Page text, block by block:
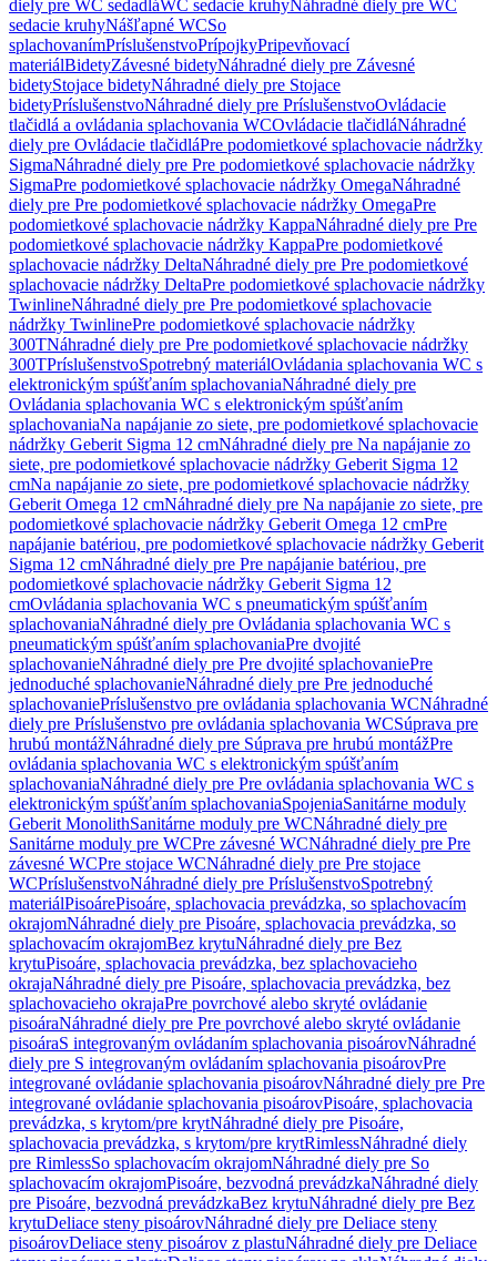
diely pre WC sedadláWC sedacie kruhyNáhradné diely pre WC
sedacie kruhyNášľapné WCSo
splachovanímPríslušenstvoPrípojkyPripevňovací
materiálBidetyZávesné bidetyNáhradné diely pre Závesné
bidetyStojace bidetyNáhradné diely pre Stojace
bidetyPríslušenstvoNáhradné diely pre PríslušenstvoOvládacie
tlačidlá a ovládania splachovania WCOvládacie tlačidláNáhradné
diely pre Ovládacie tlačidláPre podomietkové splachovacie nádržky
SigmaNáhradné diely pre Pre podomietkové splachovacie nádržky
SigmaPre podomietkové splachovacie nádržky OmegaNáhradné
diely pre Pre podomietkové splachovacie nádržky OmegaPre
podomietkové splachovacie nádržky KappaNáhradné diely pre Pre
podomietkové splachovacie nádržky KappaPre podomietkové
splachovacie nádržky DeltaNáhradné diely pre Pre podomietkové
splachovacie nádržky DeltaPre podomietkové splachovacie nádržky
TwinlineNáhradné diely pre Pre podomietkové splachovacie
nádržky TwinlinePre podomietkové splachovacie nádržky
300TNáhradné diely pre Pre podomietkové splachovacie nádržky
300TPríslušenstvoSpotrebný materiálOvládania splachovania WC s
elektronickým spúšťaním splachovaniaNáhradné diely pre
Ovládania splachovania WC s elektronickým spúšťaním
splachovaniaNa napájanie zo siete, pre podomietkové splachovacie
nádržky Geberit Sigma 12 cmNáhradné diely pre Na napájanie zo
siete, pre podomietkové splachovacie nádržky Geberit Sigma 12
cmNa napájanie zo siete, pre podomietkové splachovacie nádržky
Geberit Omega 12 cmNáhradné diely pre Na napájanie zo siete, pre
podomietkové splachovacie nádržky Geberit Omega 12 cmPre
napájanie batériou, pre podomietkové splachovacie nádržky Geberit
Sigma 12 cmNáhradné diely pre Pre napájanie batériou, pre
podomietkové splachovacie nádržky Geberit Sigma 12
cmOvládania splachovania WC s pneumatickým spúšťaním
splachovaniaNáhradné diely pre Ovládania splachovania WC s
pneumatickým spúšťaním splachovaniaPre dvojité
splachovanieNáhradné diely pre Pre dvojité splachovaniePre
jednoduché splachovanieNáhradné diely pre Pre jednoduché
splachovaniePríslušenstvo pre ovládania splachovania WCNáhradné
diely pre Príslušenstvo pre ovládania splachovania WCSúprava pre
hrubú montážNáhradné diely pre Súprava pre hrubú montážPre
ovládania splachovania WC s elektronickým spúšťaním
splachovaniaNáhradné diely pre Pre ovládania splachovania WC s
elektronickým spúšťaním splachovaniaSpojeniaSanitárne moduly
Geberit MonolithSanitárne moduly pre WCNáhradné diely pre
Sanitárne moduly pre WCPre závesné WCNáhradné diely pre Pre
závesné WCPre stojace WCNáhradné diely pre Pre stojace
WCPríslušenstvoNáhradné diely pre PríslušenstvoSpotrebný
materiálPisoárePisoáre, splachovacia prevádzka, so splachovacím
okrajomNáhradné diely pre Pisoáre, splachovacia prevádzka, so
splachovacím okrajomBez krytuNáhradné diely pre Bez
krytuPisoáre, splachovacia prevádzka, bez splachovacieho
okrajaNáhradné diely pre Pisoáre, splachovacia prevádzka, bez
splachovacieho okrajaPre povrchové alebo skryté ovládanie
pisoáraNáhradné diely pre Pre povrchové alebo skryté ovládanie
pisoáraS integrovaným ovládaním splachovania pisoárovNáhradné
diely pre S integrovaným ovládaním splachovania pisoárovPre
integrované ovládanie splachovania pisoárovNáhradné diely pre Pre
integrované ovládanie splachovania pisoárovPisoáre, splachovacia
prevádzka, s krytom/pre krytNáhradné diely pre Pisoáre,
splachovacia prevádzka, s krytom/pre krytRimlessNáhradné diely
pre RimlessSo splachovacím okrajomNáhradné diely pre So
splachovacím okrajomPisoáre, bezvodná prevádzkaNáhradné diely
pre Pisoáre, bezvodná prevádzkaBez krytuNáhradné diely pre Bez
krytuDeliace steny pisoárovNáhradné diely pre Deliace steny
pisoárovDeliace steny pisoárov z plastuNáhradné diely pre Deliace